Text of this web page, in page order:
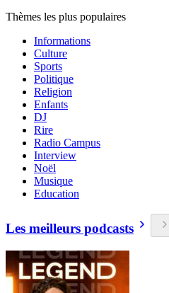
Thèmes les plus populaires
Informations
Culture
Sports
Politique
Religion
Enfants
DJ
Rire
Radio Campus
Interview
Noël
Musique
Education
Les meilleurs podcasts